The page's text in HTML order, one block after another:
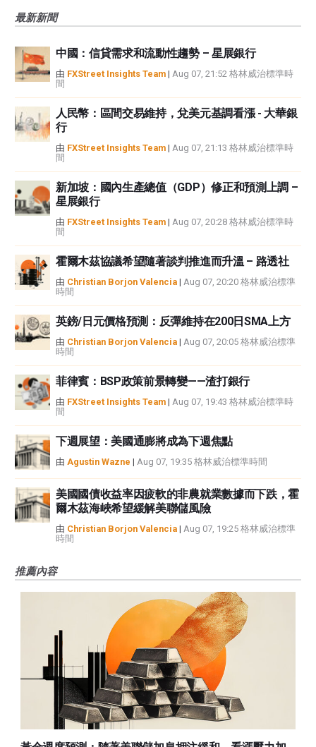
觀點，並不代表FXStreet或其廣告商的官方政策或立場。作者不對本頁連結的
如果文章正文中沒有明確提到，在撰寫本文時，作者在本文中提到的任何股票
中都沒有頭寸，也沒有與文中提到的任何公司有業務關係。除了FXStreet，作
者沒有收到撰寫這篇文章的報酬。
FXStreet和作者不提供個性化的建議。作者對該資訊的準確性、完整性或適用
性不作任何陳述。FXStreet和作者將不承擔任何錯誤，遺漏或任何損失，傷害
或損害由此資訊及其顯示或使用引起的。錯誤和遺漏除外。本文作者和
FXStreet並非註冊投資顧問，本文內容無意提供任何投資建議。
最新新聞
中國：信貸需求和流動性趨勢 – 星展銀行
由 FXStreet Insights Team | Aug 07, 21:52 格林威治標準時
間
人民幣：區間交易維持，兌美元基調看漲 - 大華銀
行
由 FXStreet Insights Team | Aug 07, 21:13 格林威治標準時
間
新加坡：國內生產總值（GDP）修正和預測上調 –
星展銀行
由 FXStreet Insights Team | Aug 07, 20:28 格林威治標準時
間
霍爾木茲協議希望隨著談判推進而升溫 – 路透社
由 Christian Borjon Valencia | Aug 07, 20:20 格林威治標準
時間
英鎊/日元價格預測：反彈維持在200日SMA上方
由 Christian Borjon Valencia | Aug 07, 20:05 格林威治標準
時間
菲律賓：BSP政策前景轉變——渣打銀行
由 FXStreet Insights Team | Aug 07, 19:43 格林威治標準時
間
下週展望：美國通膨將成為下週焦點
由 Agustin Wazne | Aug 07, 19:35 格林威治標準時間
美國國債收益率因疲軟的非農就業數據而下跌，霍
爾木茲海峽希望緩解美聯儲風險
由 Christian Borjon Valencia | Aug 07, 19:25 格林威治標準
時間
推薦內容